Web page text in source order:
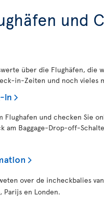
und
über die Flughäfen, die
in-Zeiten und noch vieles
in
Flughafen und checken Sie
am Baggage-Drop-off-
over de incheckbalies
Parijs en Londen.